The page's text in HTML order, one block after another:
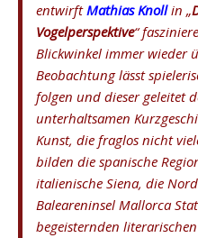
entwirftMathias Knoll in „
Vogelperspektive“
Blickwinkel immer wieder
Beobachtung lässt
folgen und dieser geleitet
unterhaltsamen
Kunst, die fraglos nicht
bilden die spanische
italienische Siena, die
Baleareninsel Mallorca
begeisternden